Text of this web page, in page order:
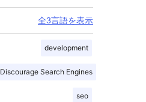
全3言語を表示
development
Discourage Search Engines
seo